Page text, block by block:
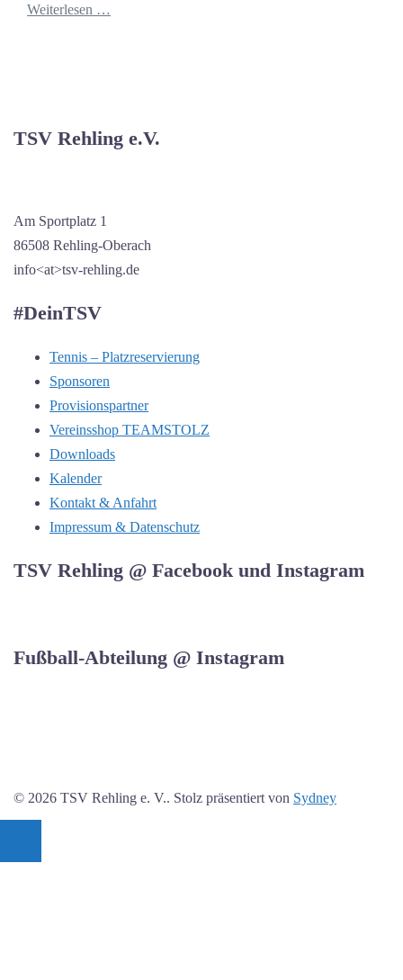
Weiterlesen …
TSV Rehling e.V.
Am Sportplatz 1
86508 Rehling-Oberach
info<at>tsv-rehling.de
#DeinTSV
Tennis – Platzreservierung
Sponsoren
Provisionspartner
Vereinsshop TEAMSTOLZ
Downloads
Kalender
Kontakt & Anfahrt
Impressum & Datenschutz
TSV Rehling @ Facebook und Instagram
Fußball-Abteilung @ Instagram
© 2026 TSV Rehling e. V.. Stolz präsentiert von Sydney